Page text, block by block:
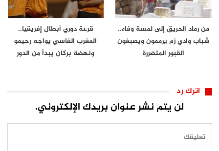
من رماد الحريق إلى لمسة وفاء..
شباب وادي زم يرممون ويصبغون
القبور المتضررة
قرعة دوري أبطال إفريقيا..
المغرب الفاسي يواجه رحيمو
ونهضة بركان يبدأ من الدور
اترك رد
لن يتم نشر عنوان بريدك الإلكتروني.